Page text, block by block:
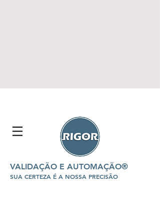
VALIDAÇÃO E AUTOMAÇÃO®
SUA CERTEZA É A NOSSA PRECISÃO